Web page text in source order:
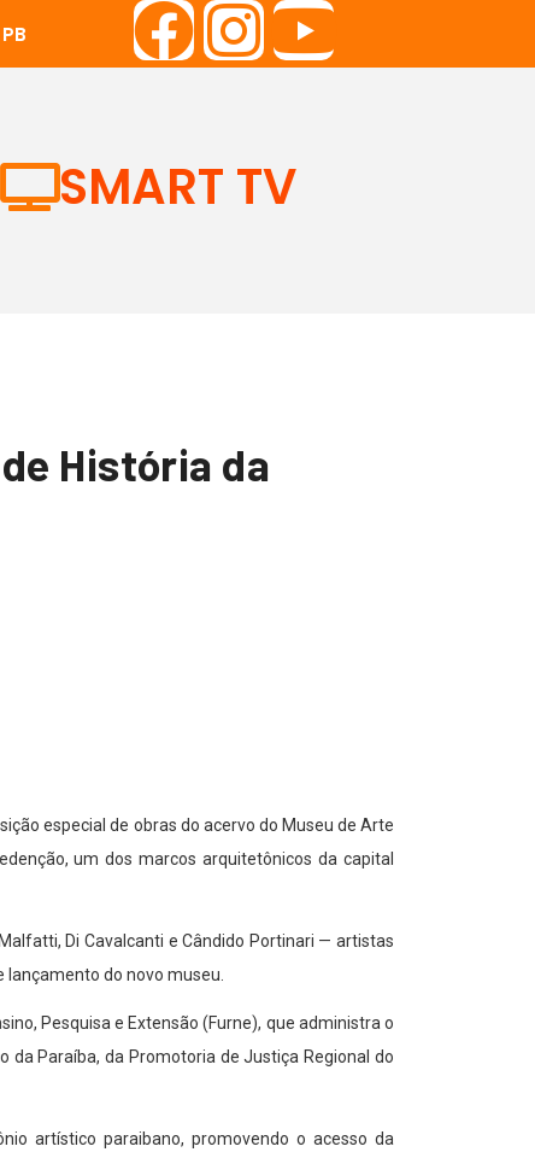
SMART TV
História da
especial de obras do acervo do Museu de Arte
um dos marcos arquitetônicos da capital
Di Cavalcanti e Cândido Portinari — artistas
do novo museu.
Pesquisa e Extensão (Furne), que administra o
Paraíba, da Promotoria de Justiça Regional do
artístico paraibano, promovendo o acesso da